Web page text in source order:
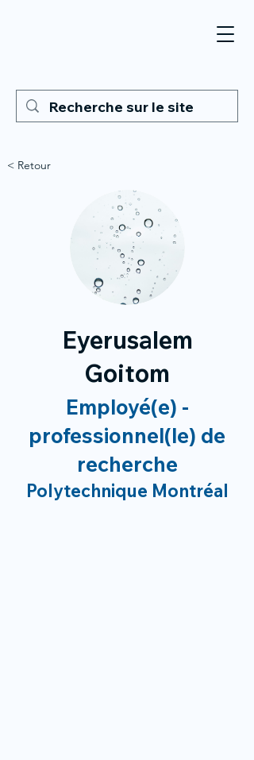
< Retour
Eyerusalem
Goitom
Employé(e) -
professionnel(le) de
recherche
Polytechnique Montréal